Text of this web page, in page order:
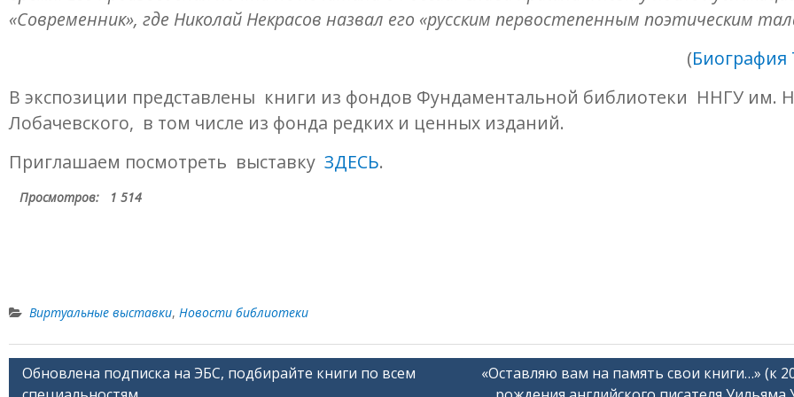
«Современник»​, где Николай Некрасов​ назвал его «русским первостепенным поэтическим
(
В экспозиции представлены книги из фондов Фундаментальной библиотеки ННГУ им.
Лобачевского, в том числе из фонда редких и ценных изданий.
Приглашаем посмотреть выставку ЗДЕСЬ.
Просмотров: 1 514
Виртуальные выставки, Новости библиотеки
Обновлена подписка на ЭБС, подбирайте книги по всем
«Оставляю вам на память свои книги…» (к